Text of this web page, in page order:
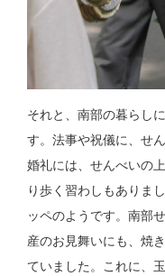
それと、南部の暮らし
す。法事や祝儀に、せ
婚礼には、せんべいの
り歩く習わしもありま
ッペのようです。南部
産のお見舞いにも、焼
ていました。これに、